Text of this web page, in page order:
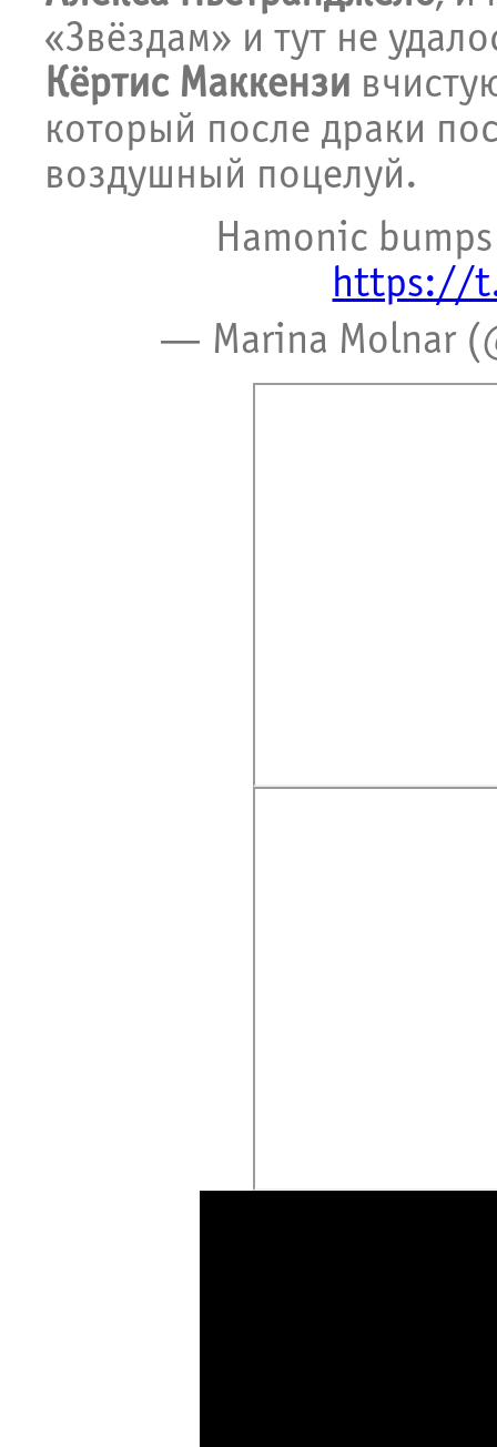
«Звёздам» и тут не
Кёртис Маккензи
который после драки
воздушный поцелуй.
Hamonic
https://
— Marina Molnar